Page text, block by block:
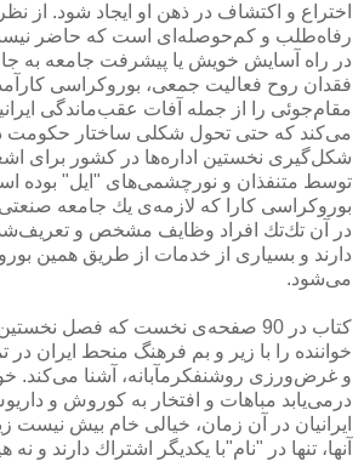
اختراع و اكتشاف در ذهن او ایجاد شود. از نظر
رفاه‌طلب و كم‌حوصله‌ای است كه حاضر
در راه آسایش خویش یا پیشرفت جامعه به
فقدان روح فعالیت جمعی، بوروكراسی
مقام‌جوئی را از جمله آفات عقب‌ماندگی
می‌كند كه حتی تحول شكلی ساختار حكومت
شكل‌گیری نخستین اداره‌ها در كشور برای
توسط متنفذان و نورچشمی‌های "ایل"‌ بوده
بوروكراسی كارا كه لازمه‌ی یك جامعه
در آن تك‌تك افراد وظایف مشخص و
دارند و بسیاری از خدمات از طریق همین
می‌شود.
كتاب در 90 صفحه‌ی نخست كه فصل
خواننده را با زیر و بم فرهنگ منحط ایران در
و غرض‌ورزی روشنفكرمآبانه، آشنا می‌كند.
درمی‌یابد مباهات و افتخار به كوروش و
ایرانیان در آن زمان، خیالی خام بیش نیست
آنها، تنها در "نام"‌با یكدیگر اشتراك دارند و